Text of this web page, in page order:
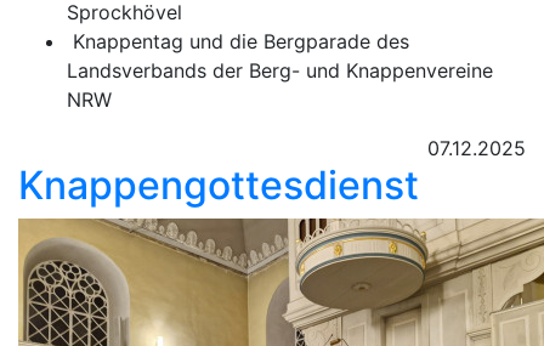
Sprockhövel
Knappentag und die Bergparade des
Landsverbands der Berg- und Knappenvereine
NRW
07.12.2025
Knappengottesdienst